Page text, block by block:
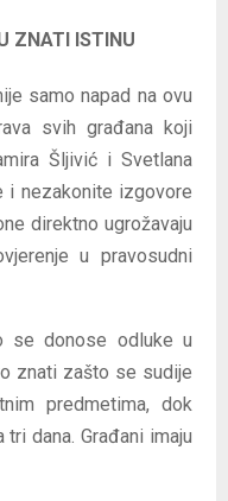
ZNATI ISTINU
samo napad na ovu
svih građana koji
Šljivić i Svetlana
i nezakonite izgovore
direktno ugrožavaju
u pravosudni
se donose odluke u
znati zašto se sudije
predmetima, dok
dana. Građani imaju